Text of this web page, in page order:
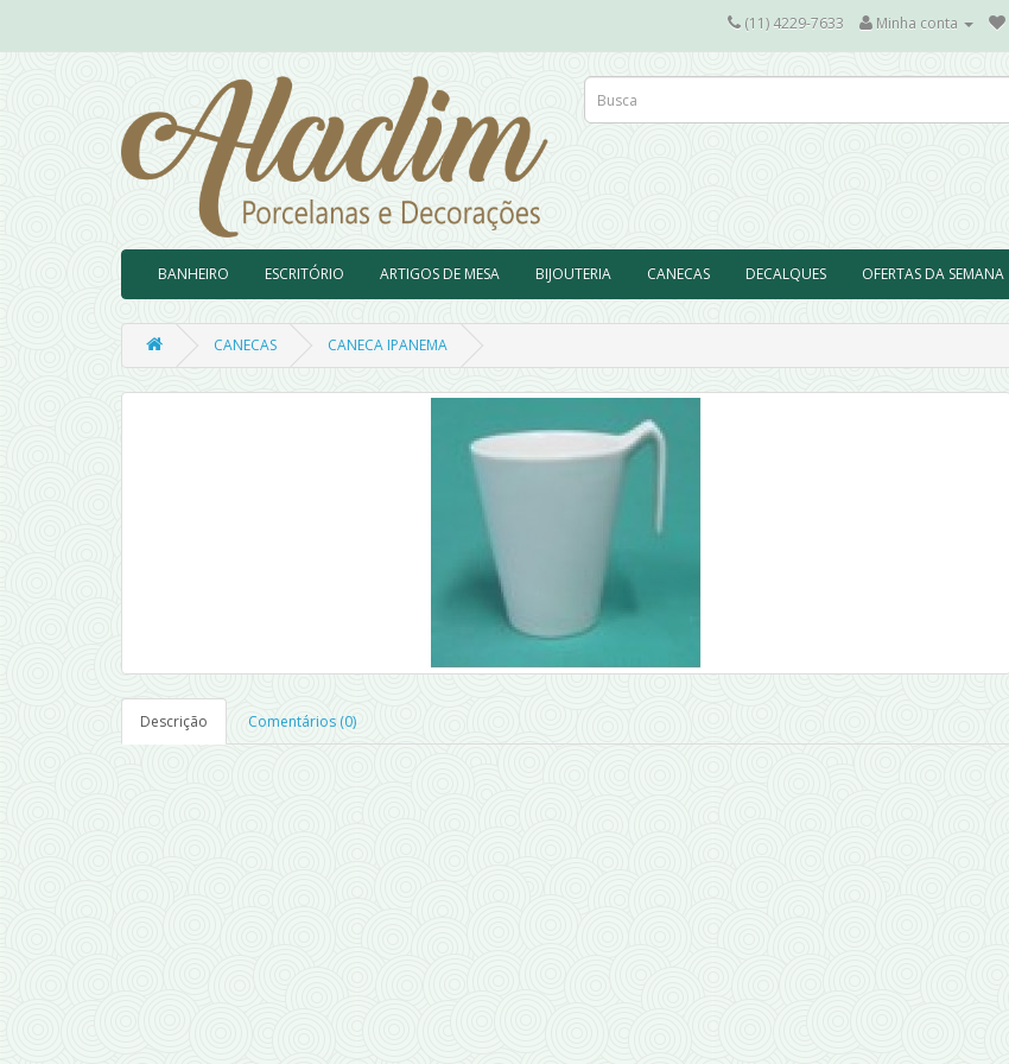
(11) 4229-7633 Minha conta
BANHEIRO ESCRITÓRIO ARTIGOS DE MESA BIJOUTERIA CANECAS DECALQUES OFERTAS DA SEMANA
CANECAS CANECA IPANEMA
Descrição Comentários (0)